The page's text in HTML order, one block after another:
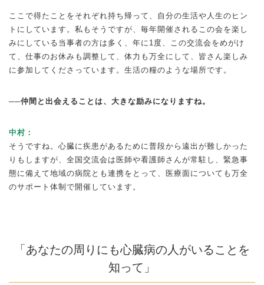
ここで得たことをそれぞれ持ち帰って、自分の生活や人生のヒン
トにしています。私もそうですが、毎年開催されるこの会を楽し
みにしている当事者の方は多く、年に1度、この交流会をめがけ
て、仕事のお休みも調整して、体力も万全にして、皆さん楽しみ
に参加してくださっています。生活の糧のような場所です。
──仲間と出会えることは、大きな励みになりますね。
中村：
そうですね。心臓に疾患があるために普段から遠出が難しかった
りもしますが、全国交流会は医師や看護師さんが常駐し、緊急事
態に備えて地域の病院とも連携をとって、医療面についても万全
のサポート体制で開催しています。
「あなたの周りにも心臓病の人がいることを
知って」